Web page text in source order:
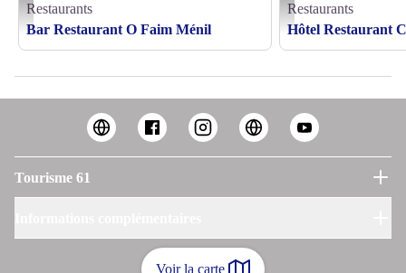
Voir la carte
vue extérieure - élodie fréret
Restaurants
Bar Restaurant O Faim Ménil
Hôtel-Sophie-Briouze -
Restaurants
Hôtel Restaurant
Tourisme 61